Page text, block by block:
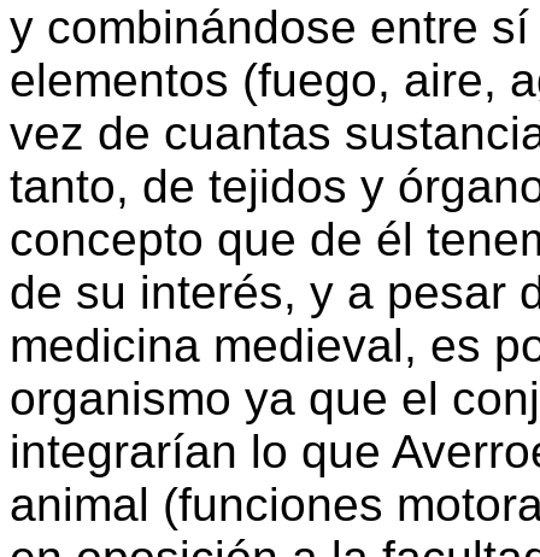
y combinándose entre
elementos (fuego, aire,
vez de cuantas
tanto, de tejidos y
concepto que de él
de su interés, y a pesar
medicina medieval, es
organismo ya que el
integrarían lo que
animal (funciones